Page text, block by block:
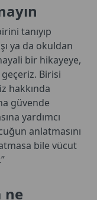
tanıyıp
ya da okuldan
bir hikayeye,
Birisi
hakkında
güvende
yardımcı
anlatmasını
bile vücut
ne